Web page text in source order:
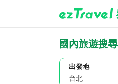
國內旅遊搜尋
出發地
台北